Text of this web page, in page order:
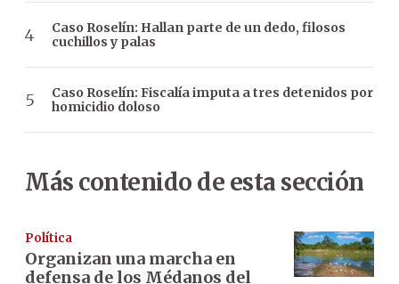
Caso Roselín: Hallan parte de un dedo, filosos
cuchillos y palas
Caso Roselín: Fiscalía imputa a tres detenidos por
homicidio doloso
Más contenido de esta sección
Política
Organizan una marcha en
defensa de los Médanos del